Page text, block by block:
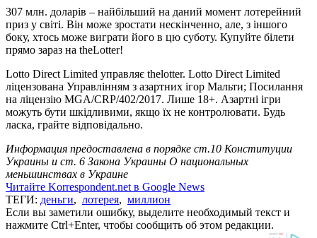
307 млн. доларів – найбільший на даний момент лотерейний
приз у світі. Він може зростати нескінченно, але, з іншого
боку, хтось може виграти його в цю суботу. Купуйте білети
прямо зараз на theLotter!
Lotto Direct Limited управляє thelotter. Lotto Direct Limited
ліцензована Управлінням з азартних ігор Мальти; Посилання
на ліцензію MGA/CRP/402/2017. Лише 18+. Азартні ігри
можуть бути шкідливими, якщо їх не контролювати. Будь
ласка, грайте відповідально.
Информация предоставлена в порядке ст.10 Конституции
Украины и ст. 6 Закона Украины О национальных
меньшинствах в Украине
Читайте Korrespondent.net в Google News
ТЕГИ: деньги, лотерея, миллион
Если вы заметили ошибку, выделите необходимый текст и
нажмите Ctrl+Enter, чтобы сообщить об этом редакции.